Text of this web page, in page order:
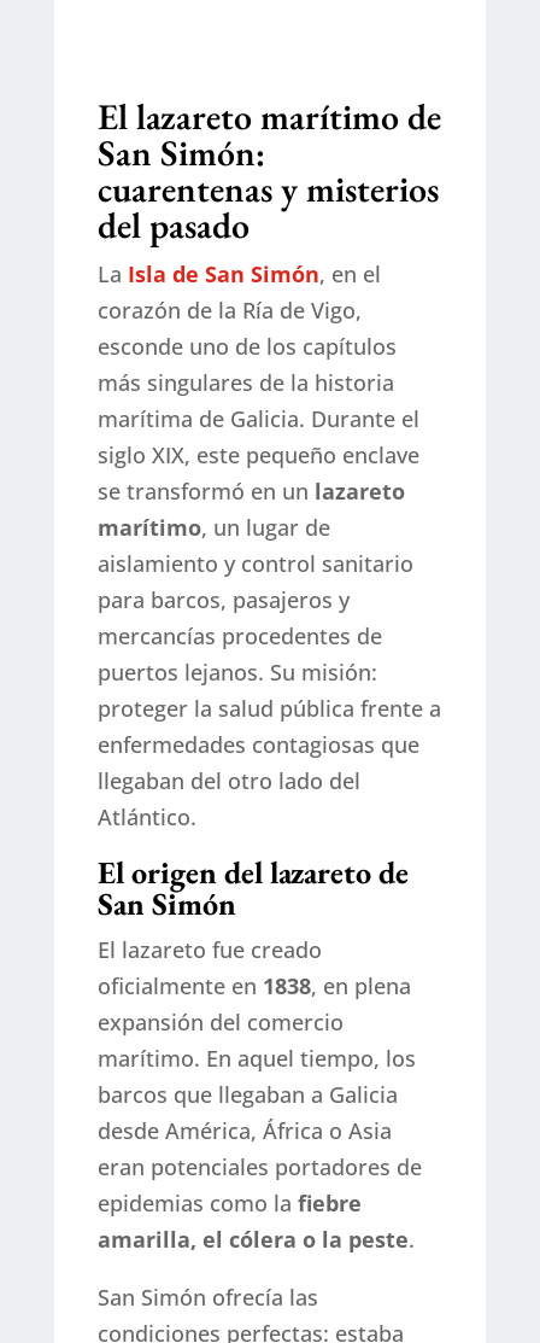
El lazareto marítimo de
San Simón:
cuarentenas y misterios
del pasado
La Isla de San Simón, en el
corazón de la Ría de Vigo,
esconde uno de los capítulos
más singulares de la historia
marítima de Galicia. Durante el
siglo XIX, este pequeño enclave
se transformó en un lazareto
marítimo, un lugar de
aislamiento y control sanitario
para barcos, pasajeros y
mercancías procedentes de
puertos lejanos. Su misión:
proteger la salud pública frente a
enfermedades contagiosas que
llegaban del otro lado del
Atlántico.
El origen del lazareto de
San Simón
El lazareto fue creado
oficialmente en 1838, en plena
expansión del comercio
marítimo. En aquel tiempo, los
barcos que llegaban a Galicia
desde América, África o Asia
eran potenciales portadores de
epidemias como la fiebre
amarilla, el cólera o la peste.
San Simón ofrecía las
condiciones perfectas: estaba